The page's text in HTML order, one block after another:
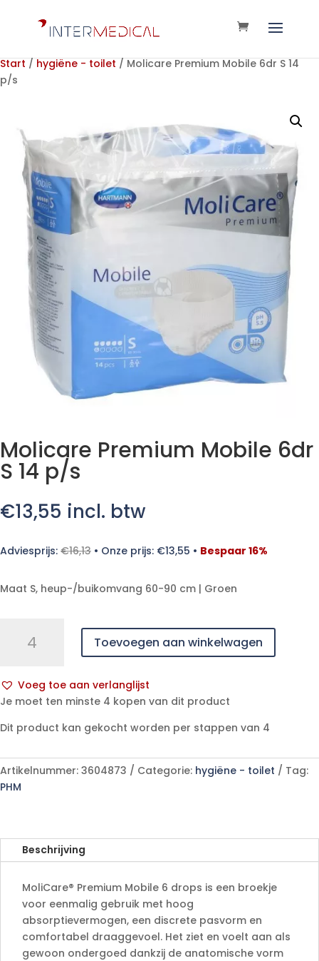
Start / hygiëne - toilet / Molicare Premium Mobile 6dr S 14
p/s
Molicare Premium Mobile 6dr
S 14 p/s
€13,55 incl. btw
Adviesprijs: €16,13 • Onze prijs: €13,55 • Bespaar 16%
Maat S, heup-/buikomvang 60-90 cm | Groen
Premium
S
14
p/s
Toevoegen aan winkelwagen
Voeg toe aan verlanglijst
A
t
r
n
e
Je moet ten minste 4 kopen van dit product
Dit product kan gekocht worden per stappen van 4
Artikelnummer: 3604873 Categorie: hygiëne - toilet
Tag:
PHM
Beschrijving
MoliCare® Premium Mobile 6 drops is een broekje
voor eenmalig gebruik met hoog
absorptievermogen, een discrete pasvorm en
comfortabel draaggevoel. Het ziet en voelt aan als
gewoon ondergoed dankzij de anatomische vorm